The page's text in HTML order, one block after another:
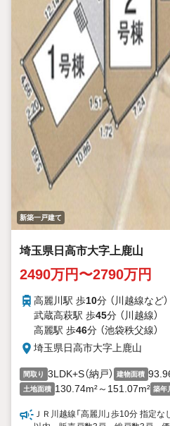
新築一戸建て
埼玉県日高市大字上鹿山
2490万円〜2790万円
高麗川駅 歩10分 （川越線など）
武蔵高萩駅 歩45分 （川越線）
高麗駅 歩46分 （池袋秩父線）
埼玉県日高市大字上鹿山
間取り 3LDK+S（納戸） 建物面積
土地面積 130.74m²～151.07m² 築年
ＪＲ川越線「高麗川」歩10分 指